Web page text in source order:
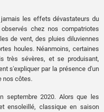
les effets dévastateurs du
chez nos compatriotes
de vent, des pluies diluviennes
houles. Néanmoins, certaines
très sévères, et se produisant,
s'expliquer par la présence d'un
nos côtes.
septembre 2020. Alors que les
ensoleillé, classique en saison